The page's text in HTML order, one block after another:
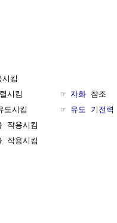
킴
렬시킴        ☞ 자화 참조
도시킴       ☞ 유도 기전력
작용시킴
작용시킴